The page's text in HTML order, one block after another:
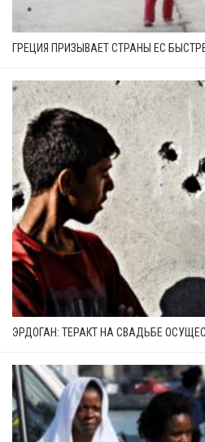
ГРЕЦИЯ ПРИЗЫВАЕТ СТРАНЫ ЕС
ЭРДОГАН: ТЕРАКТ НА СВАДЬБЕ